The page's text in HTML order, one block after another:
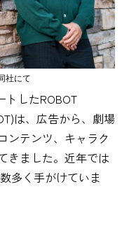
社にて
トしたROBOT
は、広告から、劇場
ンテンツ、キャラク
きました。近年では
多く手がけていま